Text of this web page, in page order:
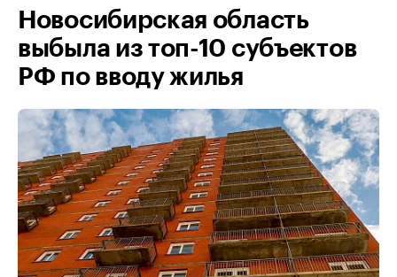
Новосибирская область
выбыла из топ-10 субъектов
РФ по вводу жилья